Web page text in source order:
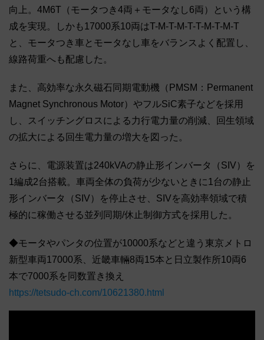
向上。4M6T（モータつき4両＋モータなし6両）という構
成を実現。しかも17000系10両はT-M-T-M-T-T-M-T-M-T
と、モータつき車とモータなし車をバランスよく配置し、
線路荷重へも配慮した。
また、高効率な永久磁石同期電動機（PMSM：Permanent
Magnet Synchronous Motor）やフルSiC素子などを採用
し、スイッチングロスによる力行電力量の削減、回生領域
の拡大による回生電力量の増大を図った。
さらに、電源装置は240kVAの静止形インバータ（SIV）を
1編成2台搭載。車両全体の負荷が少ないときに1台の静止
形インバータ（SIV）を停止させ、SIVを高効率領域で積
極的に稼働させる並列同期/休止制御方式を採用した。
◆モータやパンタの位置が10000系などと違う東京メトロ
新型車両17000系、近畿車輛8両15本と日立製作所10両6
本で7000系を同数置き換え
https://tetsudo-ch.com/10621380.html